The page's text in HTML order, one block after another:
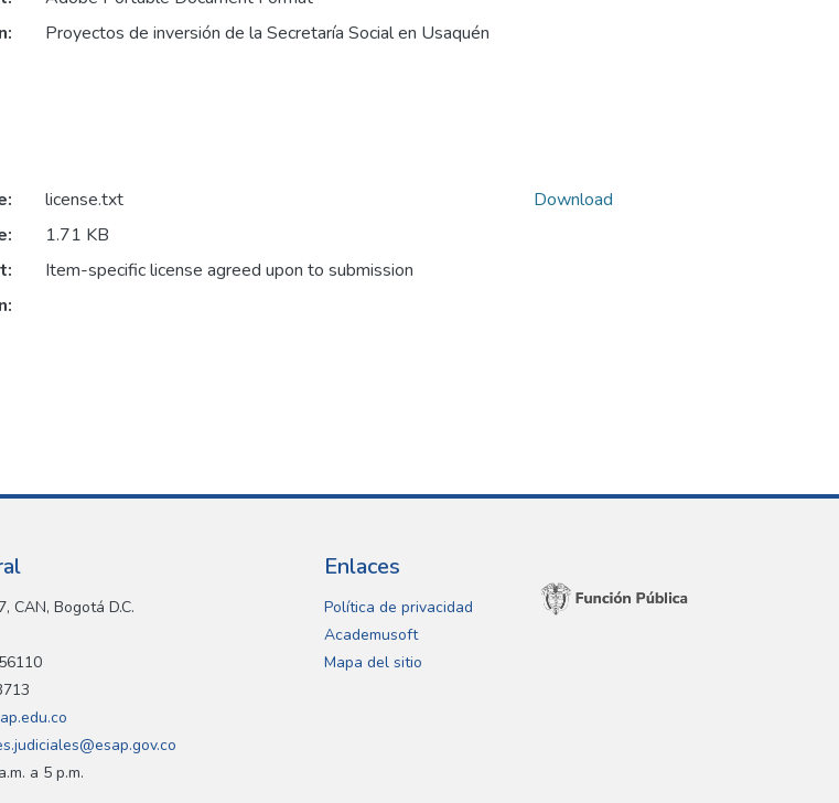
Proyectos de inversión de la Secretaría Social en Usaquén
license.txt
1.71 KB
Item-specific license agreed upon to submission
Download
CAN, Bogotá D.C.
a 5 p.m.
Enlaces
Política de privacidad
Academusoft
Mapa del sitio